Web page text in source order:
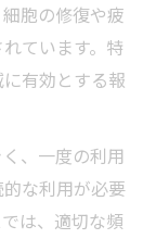
胞の修復や疲
ています。特
有効とする報
、一度の利用
な利用が必要
は、適切な頻